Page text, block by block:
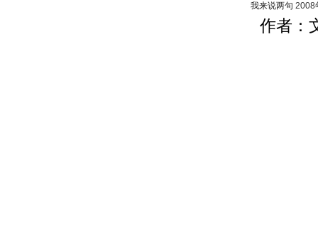
我来说两句 2008
作者：